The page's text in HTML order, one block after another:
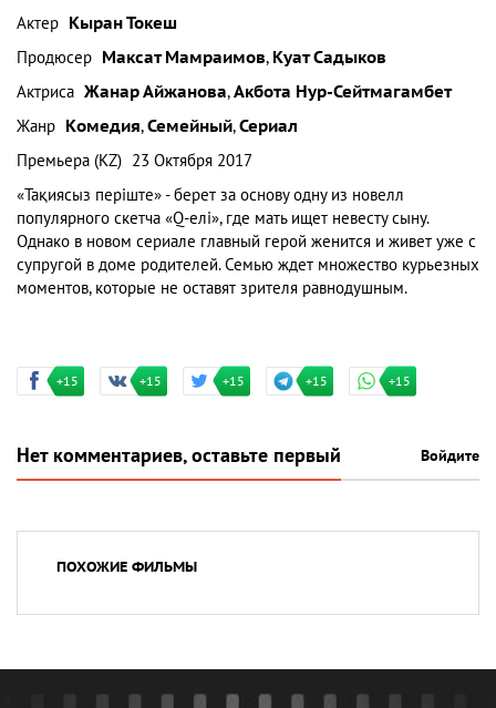
Актер Кыран Токеш
Продюсер Максат Мамраимов, Куат Садыков
Актриса Жанар Айжанова,Акбота Нур-Сейтмагамбет
Жанр Комедия,Семейный,Сериал
Премьера (KZ) 23 Октября 2017
«Тақиясыз періште» - берет за основу одну из новелл
популярного скетча «Q-елі», где мать ищет невесту сыну.
Однако в новом сериале главный герой женится и живет уже с
супругой в доме родителей. Семью ждет множество курьезных
моментов, которые не оставят зрителя равнодушным.
+15 +15 +15 +15 +15
Нет комментариев, оставьте первый Войдите
ПОХОЖИЕ ФИЛЬМЫ